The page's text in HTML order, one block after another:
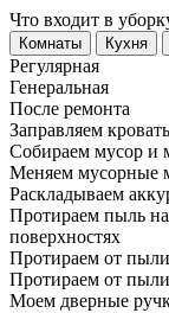
Что входит в
Регу­лярная
Гене­ральная
После ремонта
Заправляем кровать
Собираем мусор и
Меняем мусорные
Раскладываем
Протираем пыль
поверхностях
Протираем от
Протираем от
Моем дверные